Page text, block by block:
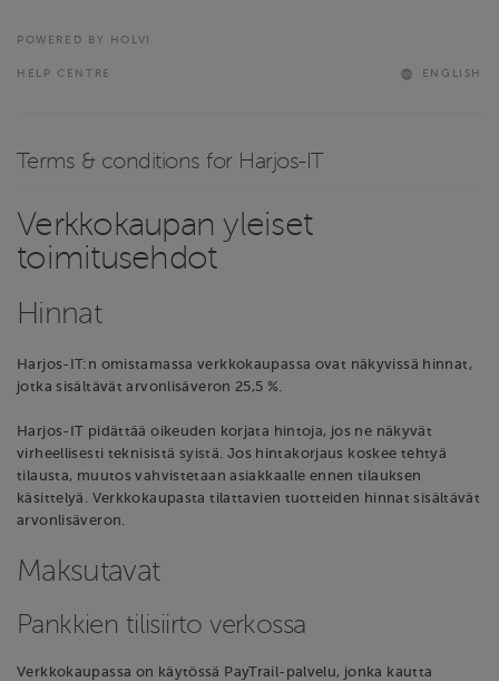
POWERED BY HOLVI
HELP CENTRE ENGLISH
Terms & conditions for Harjos-IT
Verkkokaupan yleiset
toimitusehdot
Hinnat
Harjos-IT:n omistamassa verkkokaupassa ovat näkyvissä hinnat,
jotka sisältävät arvonlisäveron 25,5 %.
Harjos-IT pidättää oikeuden korjata hintoja, jos ne näkyvät
virheellisesti teknisistä syistä. Jos hintakorjaus koskee tehtyä
tilausta, muutos vahvistetaan asiakkaalle ennen tilauksen
käsittelyä. Verkkokaupasta tilattavien tuotteiden hinnat sisältävät
arvonlisäveron.
Maksutavat
Pankkien tilisiirto verkossa
Verkkokaupassa on käytössä PayTrail-palvelu, jonka kautta